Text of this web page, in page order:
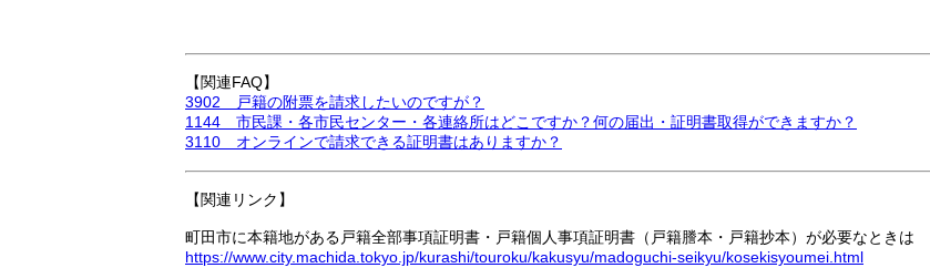
【関連FAQ】
3902 戸籍の附票を請求したいのですが？
1144 市民課・各市民センター・各連絡所はどこですか？何の届出・証明書取得ができますか？
3110 オンラインで請求できる証明書はありますか？
【関連リンク】
町田市に本籍地がある戸籍全部事項証明書・戸籍個人事項証明書（戸籍謄本・戸籍抄本）が必要なときは
https://www.city.machida.tokyo.jp/kurashi/touroku/kakusyu/madoguchi-seikyu/kosekisyoumei.html